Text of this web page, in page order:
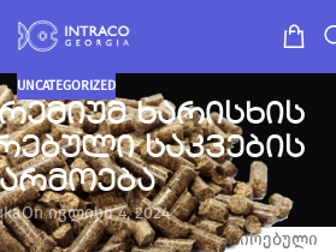
UNCATEGORIZED
ხარისხის
საკვების
On ივლისი 4, 2024
პრემიუმ ხარისხის გრანულირებული